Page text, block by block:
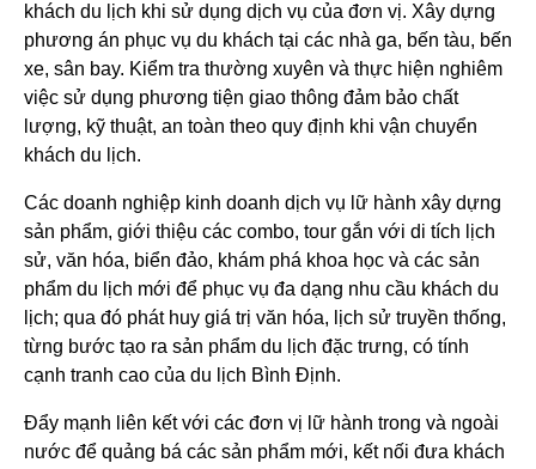
khách du lịch khi sử dụng dịch vụ của đơn vị. Xây dựng
phương án phục vụ du khách tại các nhà ga, bến tàu, bến
xe, sân bay. Kiểm tra thường xuyên và thực hiện nghiêm
việc sử dụng phương tiện giao thông đảm bảo chất
lượng, kỹ thuật, an toàn theo quy định khi vận chuyển
khách du lịch.
Các doanh nghiệp kinh doanh dịch vụ lữ hành xây dựng
sản phẩm, giới thiệu các combo, tour gắn với di tích lịch
sử, văn hóa, biển đảo, khám phá khoa học và các sản
phẩm du lịch mới để phục vụ đa dạng nhu cầu khách du
lịch; qua đó phát huy giá trị văn hóa, lịch sử truyền thống,
từng bước tạo ra sản phẩm du lịch đặc trưng, có tính
cạnh tranh cao của du lịch Bình Định.
Đẩy mạnh liên kết với các đơn vị lữ hành trong và ngoài
nước để quảng bá các sản phẩm mới, kết nối đưa khách